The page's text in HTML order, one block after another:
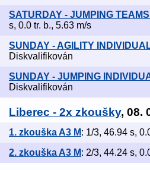
SATURDAY - JUMPING
s, 0.0 tr. b., 5.63 m/s
SUNDAY - AGILITY
Diskvalifikován
SUNDAY - JUMPING
Diskvalifikován
Liberec - 2x zkoušky, 08.
1. zkouška A3 M: 1/3, 46.94 s,
2. zkouška A3 M: 2/3, 44.24 s,